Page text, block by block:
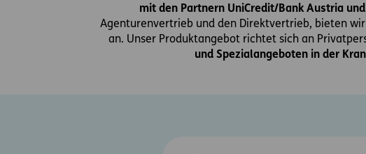
mit den Partnern UniCredit/Bank Austria
Agenturenvertrieb und den Direktvertrieb, bieten wir
an. Unser Produktangebot richtet sich an
und Spezialangeboten in der